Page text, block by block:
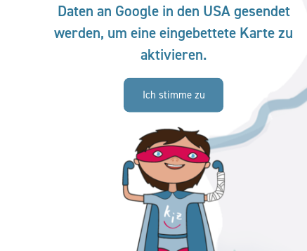
Daten an Google in den USA gesendet
werden, um eine eingebettete Karte zu
aktivieren.
Ich stimme zu